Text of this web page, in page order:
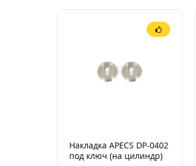
Накладка APECS DP-0402
под ключ (на цилиндр)